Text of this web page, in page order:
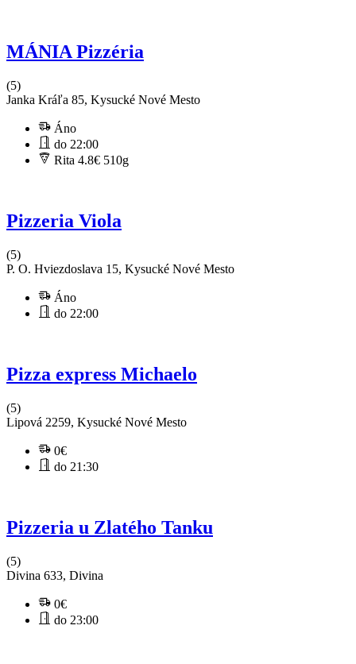
MÁNIA Pizzéria
(5)
Janka Kráľa 85, Kysucké Nové Mesto
Áno
do 22:00
Rita 4.8€ 510g
Pizzeria Viola
(5)
P. O. Hviezdoslava 15, Kysucké Nové Mesto
Áno
do 22:00
Pizza express Michaelo
(5)
Lipová 2259, Kysucké Nové Mesto
0€
do 21:30
Pizzeria u Zlatého Tanku
(5)
Divina 633, Divina
0€
do 23:00